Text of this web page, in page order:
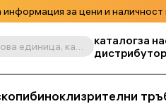
за цени и наличност
Търсене по продукт, складова единица, категория и т.н. каталогза
биноклизрителни